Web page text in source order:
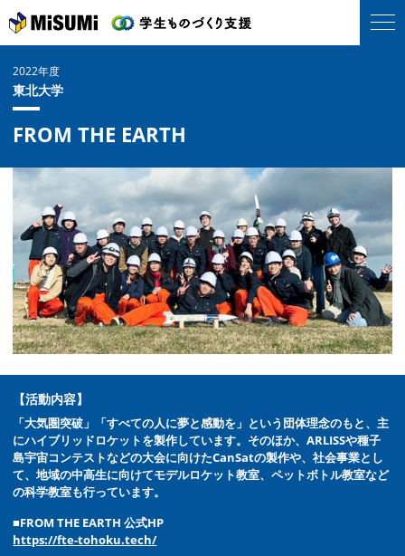
2022年度
東北大学
FROM THE EARTH
【活動内容】
「大気圏突破」「すべての人に夢と感動を」という団体理念のもと、主
にハイブリッドロケットを製作しています。そのほか、ARLISSや種子
島宇宙コンテストなどの大会に向けたCanSatの製作や、社会事業とし
て、地域の中高生に向けてモデルロケット教室、ペットボトル教室など
の科学教室も行っています。
■FROM THE EARTH 公式HP
https://fte-tohoku.tech/